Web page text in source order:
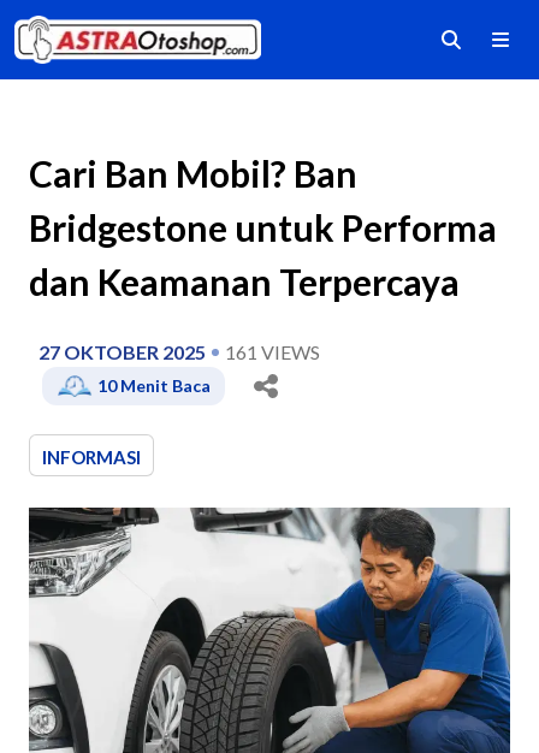
Cari Ban Mobil? Ban
Bridgestone untuk Performa
dan Keamanan Terpercaya
27 OKTOBER 2025 161 VIEWS
10Menit Baca
INFORMASI